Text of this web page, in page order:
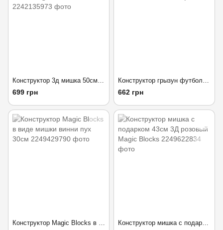
699 грн 662 грн
Конструктор Magic Blocks в виде мишки винни пух 30см Конструктор мишка с подарком 43см 3Д розовый Magic Blocks